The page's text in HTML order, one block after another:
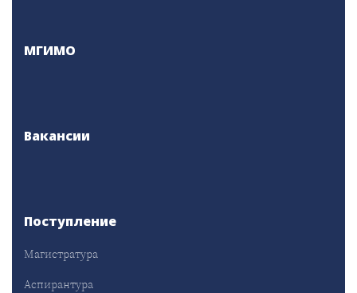
МГИМО
Вакансии
Поступление
Магистратура
Аспирантура